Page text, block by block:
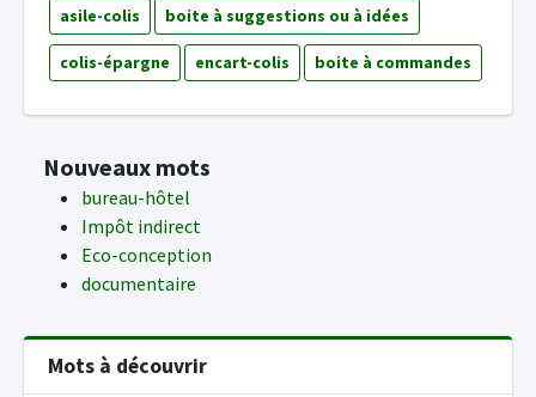
asile-colis boite à suggestions ou à idées
colis-épargne encart-colis boite à commandes
Nouveaux mots
bureau-hôtel
Impôt indirect
Eco-conception
documentaire
Mots à découvrir